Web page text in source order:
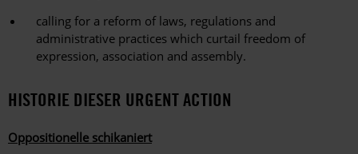
calling for a reform of laws, regulations and
administrative practices which curtail freedom of
expression, association and assembly.
HISTORIE DIESER URGENT ACTION
Oppositionelle schikaniert